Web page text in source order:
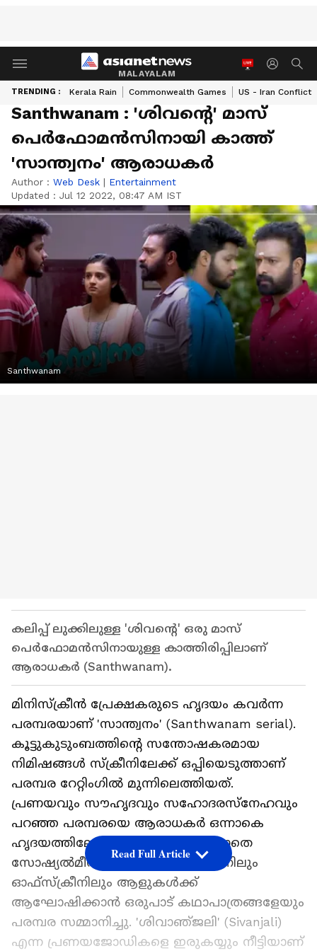
MALAYALAM
TRENDING : Kerala Rain Commonwealth Games US - Iran Conflict
Santhwanam : 'ശിവന്റെ' മാസ്
പെര്‍ഫോമന്‍സിനായി കാത്ത്
'സാന്ത്വനം' ആരാധകര്‍
Author : Web Desk | Entertainment
Updated : Jul 12 2022, 08:47 AM IST
Santhwanam
കലിപ്പ് ലുക്കിലുള്ള 'ശിവന്റെ' ഒരു മാസ്
പെര്‍ഫോമന്‍സിനായുള്ള കാത്തിരിപ്പിലാണ്
ആരാധകര്‍ (Santhwanam).
മിനിസ്‌ക്രീന്‍ പ്രേക്ഷകരുടെ ഹൃദയം കവര്‍ന്ന
പരമ്പരയാണ് 'സാന്ത്വനം' (Santhwanam serial).
കൂട്ടുകുടുംബത്തിന്റെ സന്തോഷകരമായ
നിമിഷങ്ങള്‍ സ്‌ക്രീനിലേക്ക് ഒപ്പിയെടുത്താണ്
പരമ്പര റേറ്റിംഗില്‍ മുന്നിലെത്തിയത്.
പ്രണയവും സൗഹൃദവും സഹോദരസ്‌നേഹവും
പറഞ്ഞ പരമ്പരയെ ആരാധകര്‍ ഒന്നാകെ
ഹൃദയത്തിലേറ്റുകയായിരുന്നു. കൂടാതെ
സോഷ്യല്‍മീഡിയയിലും മിനിസ്‌ക്രീനിലും
ഓഫ്‌സ്‌ക്രീനിലും ആളുകള്‍ക്ക്
ആഘോഷിക്കാന്‍ ഒരുപാട് കഥാപാത്രങ്ങളേയും
പരമ്പര സമ്മാനിച്ചു. 'ശിവാഞ്‍ജലി' (Sivanjali)
എന്ന പ്രണയജോഡികളെ ഇരുകയ്യും നീട്ടിയാണ്
Read Full Article